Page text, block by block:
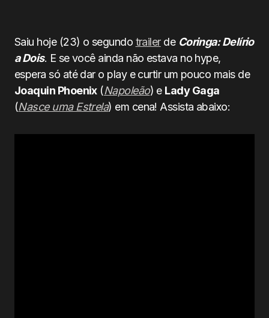
Saiu hoje (23) o segundo trailerde Coringa: Delírio
a Dois. E se você ainda não estava no hype,
espera só até dar o play e curtir um pouco mais de
Joaquin Phoenix(Napoleão) e Lady Gaga
(Nasce uma Estrela) em cena! Assista abaixo: